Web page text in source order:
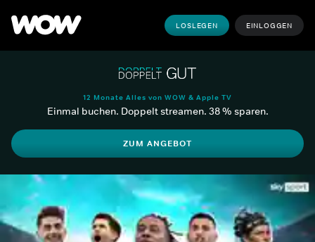
LOSLEGEN EINLOGGEN
12 Monate Alles von WOW & Apple TV
Einmal buchen. Doppelt streamen. 38 % sparen.
ZUM ANGEBOT